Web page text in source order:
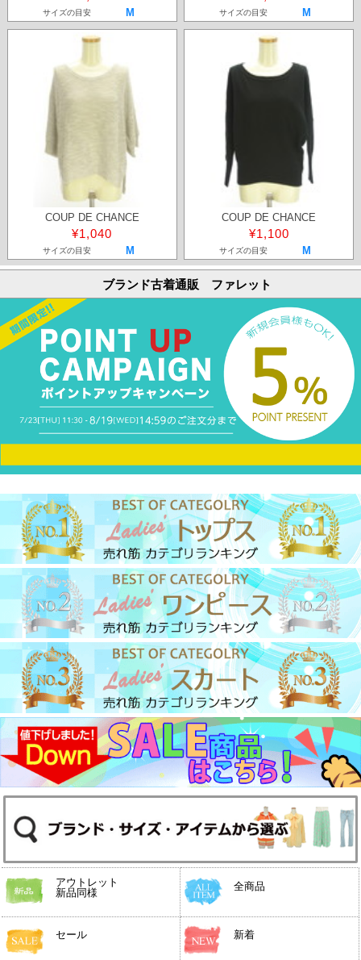
サイズの目安 M サイズの目安 M
COUP DE CHANCE
¥1,040
サイズの目安 M
COUP DE CHANCE
¥1,100
サイズの目安 M
ブランド古着通販 ファレット
アウトレット
新品同様
全商品
セール 新着